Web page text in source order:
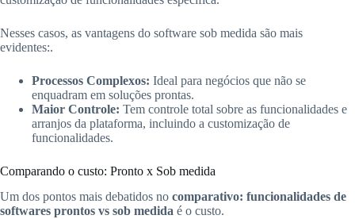
Nesses casos, as vantagens do software sob medida são mais
evidentes:.
Processos Complexos: Ideal para negócios que não se
enquadram em soluções prontas.
Maior Controle: Tem controle total sobre as funcionalidades e
arranjos da plataforma, incluindo a customização de
funcionalidades.
Comparando o custo: Pronto x Sob medida
Um dos pontos mais debatidos no comparativo: funcionalidades de
softwares prontos vs sob medida é o custo.